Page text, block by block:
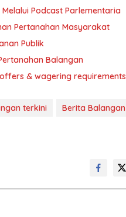
Podcast Parlementaria
Pertanahan Masyarakat
Publik
Balangan
& wagering requirements
terkini
Berita Balangan